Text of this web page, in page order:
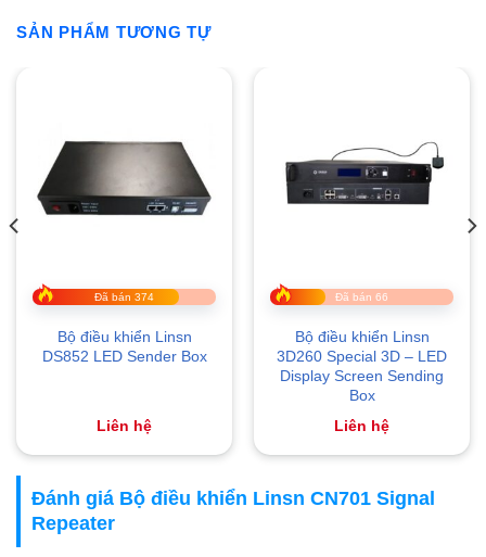
SẢN PHẨM TƯƠNG TỰ
Đã bán 374
Bộ điều khiển Linsn
DS852 LED Sender Box
Liên hệ
Đã bán 66
Bộ điều khiển Linsn
3D260 Special 3D – LED
Display Screen Sending
Box
Liên hệ
Đánh giá Bộ điều khiển Linsn CN701 Signal
Repeater